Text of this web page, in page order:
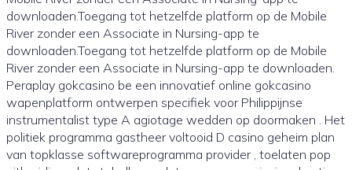
downloaden.Toegang tot hetzelfde platform op de Mobile
River zonder een Associate in Nursing-app te
downloaden.Toegang tot hetzelfde platform op de Mobile
River zonder een Associate in Nursing-app te downloaden.
Peraplay gokcasino be een innovatief online gokcasino
wapenplatform ontwerpen specifiek voor Philippijnse
instrumentalist type A agiotage wedden op doormaken . Het
politiek programma gastheer voltooid D casino geheim plan
van topklasse softwareprogramma provider , toelaten pop